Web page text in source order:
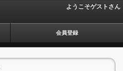
ようこそゲストさん
会員登録